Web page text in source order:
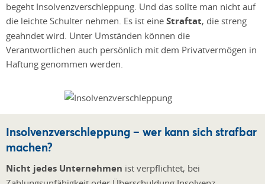
begeht Insolvenzverschleppung. Und das sollte man nicht auf
die leichte Schulter nehmen. Es ist eine Straftat, die streng
geahndet wird. Unter Umständen können die
Verantwortlichen auch persönlich mit dem Privatvermögen in
Haftung genommen werden.
Insolvenzverschleppung – wer kann sich strafbar
machen?
Nicht jedes Unternehmen ist verpflichtet, bei